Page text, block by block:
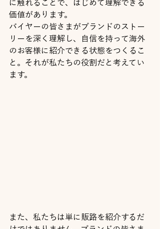
に触れることで、はじめて理解できる
価値があります。
バイヤーの皆さまがブランドのストー
リーを深く理解し、自信を持って海外
のお客様に紹介できる状態をつくるこ
と。それが私たちの役割だと考えてい
ます。
また、私たちは単に販路を紹介するだ